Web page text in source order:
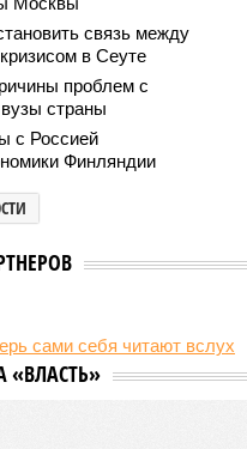
не будет (фото: Deep